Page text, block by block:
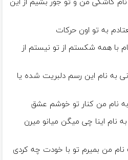
نام کاشکی من و تو جور بشیم از این
به تو اون حرکات
با همه شکستم از تو نیستم از
به نام این رسم دلبریت شده یا
به نام من کنار تو خوشم عشق
نام اینا چی میگن میانو میرن
نام من بمیرم تو با خودت چه کردی